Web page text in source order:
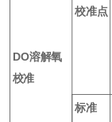
DO溶解氧
校准
校准点
标准